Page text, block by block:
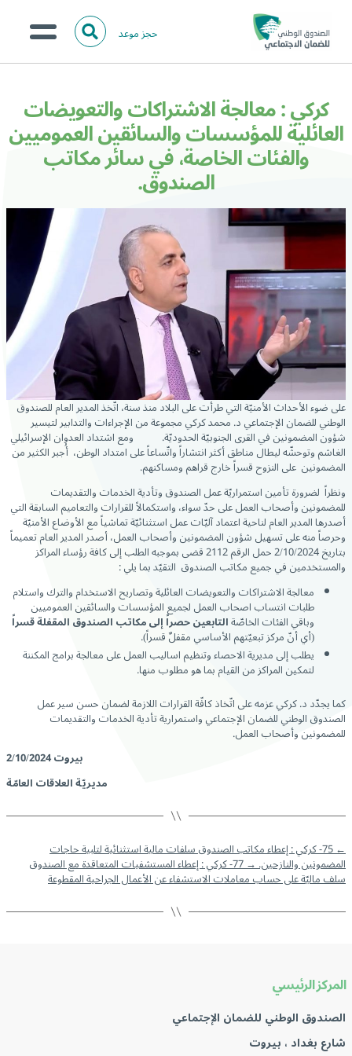
حجز موعد ا
ل
ث
الخدمات الالكترونية
المركز الإعلامي
تواصل معنا
البحث
كركي : معالجة الاشتراكات والتعويضات
العائلية للمؤسسات والسائقين العموميين
والفئات الخاصة، في سائر مكاتب
الصندوق.
على ضوء الأحداث الأمنيّة التي طرأت على البلاد منذ سنة، اتّخذ المدير العام للصندوق
الوطني للضمان الإجتماعي د. محمد كركي مجموعة من الإجراءات والتدابير لتيسير
شؤون المضمونين في القرى الجنوبيّة الحدوديّة. ومع اشتداد العدوان الإسرائيلي
الغاشم وتوحشّه ليطال مناطق أكثر انتشاراً واتّساعاً على امتداد الوطن، أُجبر الكثير من
المضمونين على النزوح قسراً خارج قراهم ومساكنهم.
ونظراً لضرورة تأمين استمراريّة عمل الصندوق وتأدية الخدمات والتقديمات
للمضمونين وأصحاب العمل على حدّ سواء، واستكمالاً للقرارات والتعاميم السابقة التي
أصدرها المدير العام لناحية اعتماد آليّات عمل استثنائيّة تماشياً مع الأوضاع الأمنيّة
وحرصاً منه على تسهيل شؤون المضمونين وأصحاب العمل، أصدر المدير العام تعميماً
بتاريخ 2/10/2024 حمل الرقم 2112 قضى بموجبه الطلب إلى كافة رؤساء المراكز
والمستخدمين في جميع مكاتب الصندوق التقيّد بما يلي :
معالجة الاشتراكات والتعويضات العائلية وتصاريح الاستخدام والترك واستلام
طلبات انتساب اصحاب العمل لجميع المؤسسات والسائقين العموميين
وباقي الفئات الخاصّةالتابعين حصراً إلى مكاتب الصندوق المقفلة قسراً
(أي أنّ مركز تبعيّتهم الأساسي مقفلٌ قسراً).
يطلب إلى مديرية الاحصاء وتنظيم اساليب العمل على معالجة برامج المكننة
لتمكين المراكز من القيام بما هو مطلوب منها.
كما يجدّد د. كركي عزمه على اتّخاذ كافّة القرارات اللازمة لضمان حسن سير عمل
الصندوق الوطني للضمان الإجتماعي واستمرارية تأدية الخدمات والتقديمات
للمضمونين وأصحاب العمل.
بيروت 2/10/2024
مديريّة العلاقات العامّة
← 75- كركي : إعطاء مكاتب الصندوق سلفات مالية استثنائية لتلبية حاجات
المضمونين والنازحين.→ 77- كركي : إعطاء المستشفيات المتعاقدة مع الصندوق
سلف ماليّة على حساب معاملات الاستشفاء عن الأعمال الجراحية المقطوعة
المركز الرئيسي
الصندوق الوطني للضمان الإجتماعي
شارع بغداد ، بيروت